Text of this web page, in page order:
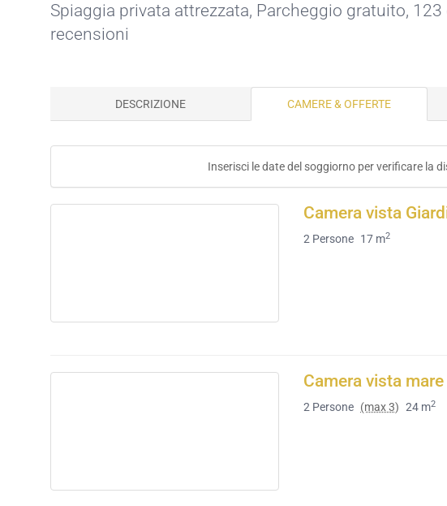
Spiaggia privata attrezzata, Parcheggio gratuito,
recensioni
DESCRIZIONE CAMERE & OFFERTE
Inserisci le date del soggiorno per verificare la
Camera vista
2 Persone 17 m2
Camera vista mare
2 Persone (max 3) 24 m2